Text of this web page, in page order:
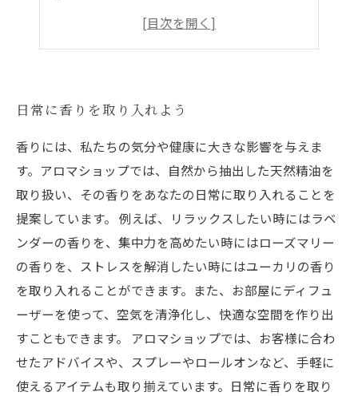
お部屋を空気清浄＆リラックス空間に！
日常に香りを取り入れよう
香りには、私たちの気分や健康に大きな影響を与えま
す。アロマショップでは、自然から抽出した天然精油を
取り扱い、その香りをあなたの日常に取り入れることを
提案しています。 例えば、リラックスしたい時にはラベ
ンダーの香りを、集中力を高めたい時にはローズマリー
の香りを、ストレスを解消したい時にはユーカリの香り
を取り入れることができます。また、お部屋にディフュ
ーザーを使って、空気を清浄化し、快適な空間を作り出
すこともできます。 アロマショップでは、お客様に合わ
せたアドバイスや、スプレーやロールオンなど、手軽に
使えるアイテムも取り揃えています。日常に香りを取り